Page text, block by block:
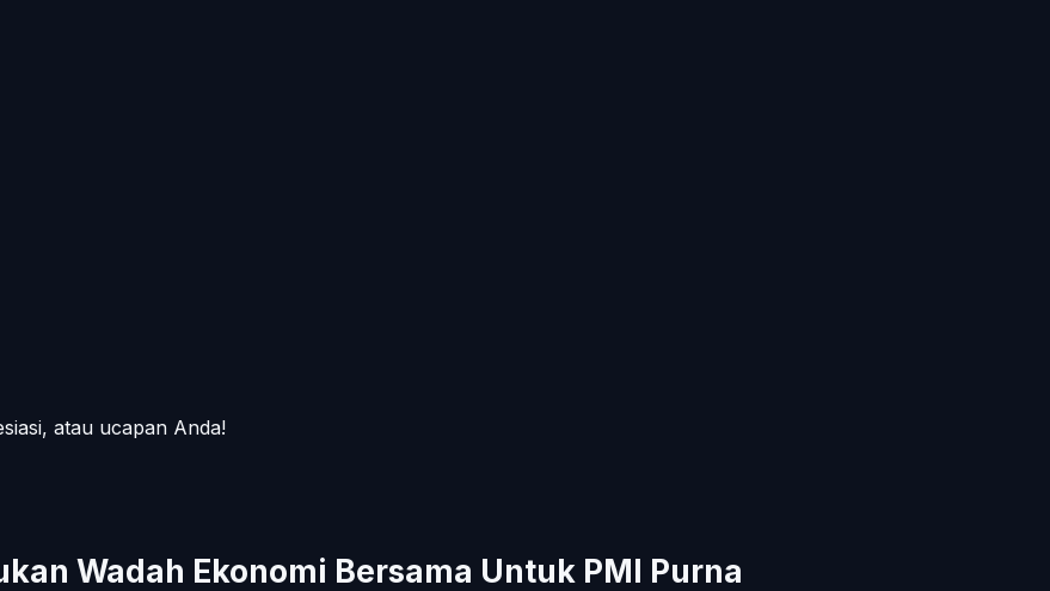
atau ucapan Anda!
Wadah Ekonomi Bersama Untuk PMI Purna